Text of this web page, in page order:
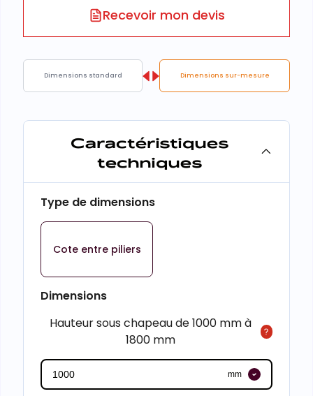
Recevoir mon devis
Dimensions standard Dimensions sur-mesure
Caractéristiques
techniques
Type de dimensions
Cote entre piliers
Dimensions
Hauteur sous chapeau de 1000 mm à
1800 mm
mm